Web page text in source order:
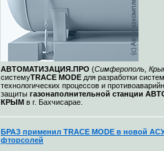
АВТОМАТИЗАЦИЯ.ПРО (Симферополь,
системуTRACE MODE для разработки
технологических процессов и
защиты газонаполнительной станции
КРЫМ в г. Бахчисарае.
БРАЗ применил TRACE MODE в новой
фторсолей